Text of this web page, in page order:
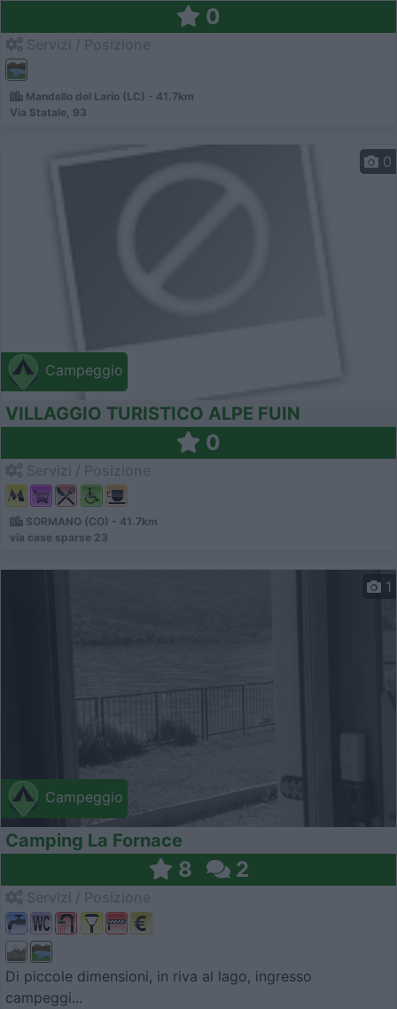
0
Mandello del Lario (LC) - 41.7km
Via Statale, 93
Campeggio
0
VILLAGGIO TURISTICO ALPE FUIN
0
SORMANO (CO) - 41.7km
via case sparse 23
Campeggio
1
Camping La Fornace
8 2
Di piccole dimensioni, in riva al lago, ingresso
campeggi...